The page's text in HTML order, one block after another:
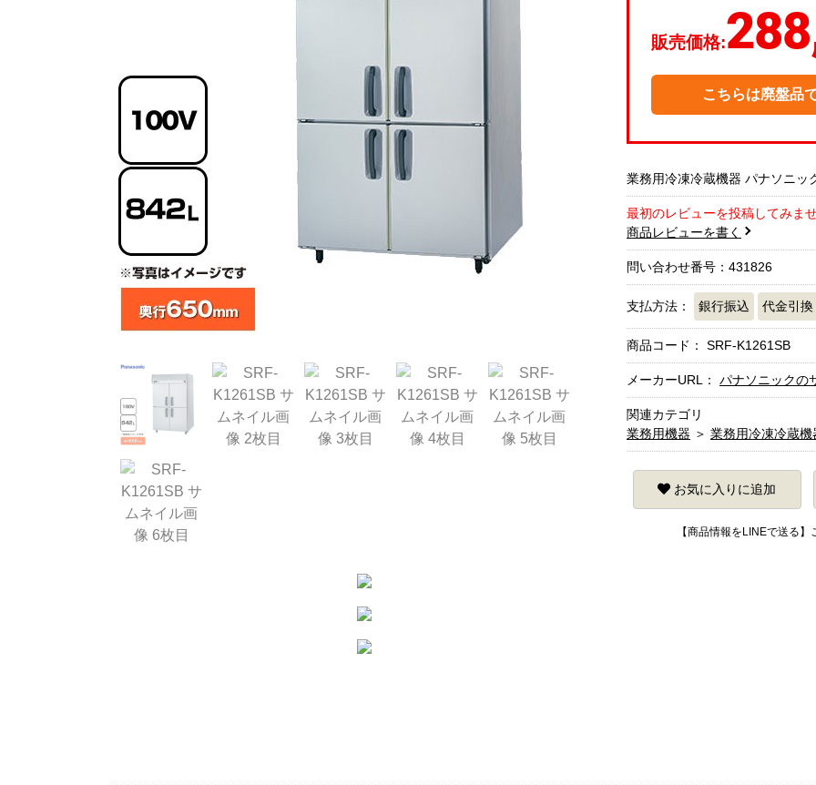
販売価格:
こちらは廃盤品
業務用冷凍冷蔵機器 パナソニッ
最初のレビューを投稿してみま
商品レビューを書く
問い合わせ番号：431826
支払方法： 銀行振込 代金引換
商品コード： SRF-K1261SB
メーカーURL： パナソニックの
関連カテゴリ
業務用機器 ＞ 業務用冷凍冷蔵機
お気に入りに追加
【商品情報をLINEで送る